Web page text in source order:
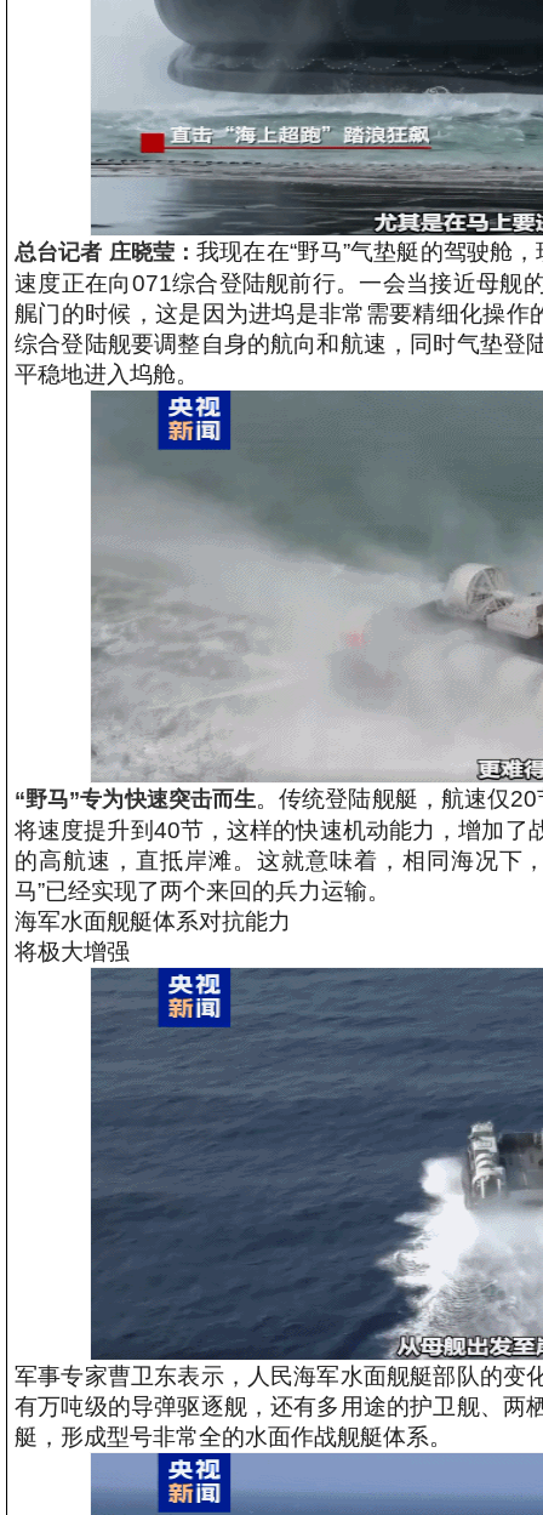
总台记者 庄晓莹：我现在在“野马”气垫艇的驾驶舱
速度正在向071综合登陆舰前行。一会当接近母舰
艉门的时候，这是因为进坞是非常需要精细化操
综合登陆舰要调整自身的航向和航速，同时气垫登
平稳地进入坞舱。
“野马”专为快速突击而生。传统登陆舰艇，航速仅
将速度提升到40节，这样的快速机动能力，增加
的高航速，直抵岸滩。这就意味着，相同海况下
马”已经实现了两个来回的兵力运输。
海军水面舰艇体系对抗能力
将极大增强
军事专家曹卫东表示，人民海军水面舰艇部队的变
有万吨级的导弹驱逐舰，还有多用途的护卫舰、两
艇，形成型号非常全的水面作战舰艇体系。